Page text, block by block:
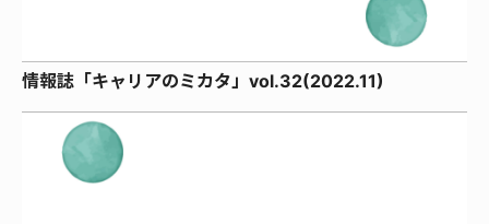
情報誌「キャリアのミカタ」vol.32(2022.11)